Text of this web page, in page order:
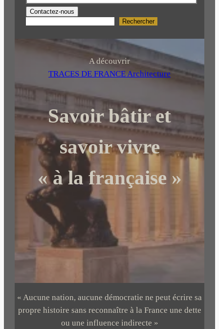
Contactez-nous
r
c
h
r
Rechercher
A découvrir
TRACES DE FRANCE Architecture
Savoir bâtir et
savoir vivre
« à la française »
« Aucune nation, aucune démocratie ne peut écrire sa
propre histoire sans reconnaître à la France une dette
ou une influence indirecte »